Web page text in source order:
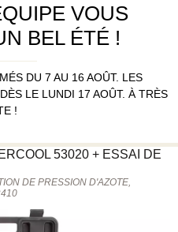
VOUS
BEL ÉTÉ !
DU 7 AU 16 AOÛT. LES
LE LUNDI 17 AOÛT. À TRÈS
!
53020 + ESSAI DE
DE PRESSION D'AZOTE,